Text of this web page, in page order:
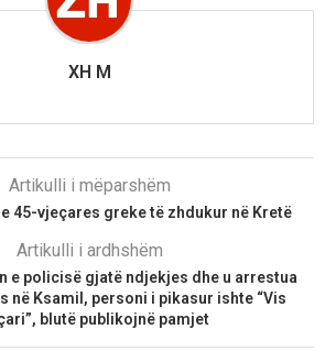
XH M
Artikulli i mëparshëm
45-vjeçares greke të zhdukur në Kretë
Artikulli i ardhshëm
e policisë gjatë ndjekjes dhe u arrestua
në Ksamil, personi i pikasur ishte “Vis
blutë publikojnë pamjet